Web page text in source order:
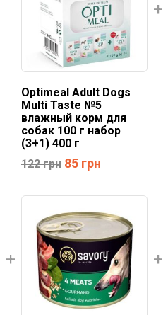
Optimeal Adult Dogs
Multi Taste №5
влажный корм для
собак 100 г набор
(3+1) 400 г
122грн 85 грн